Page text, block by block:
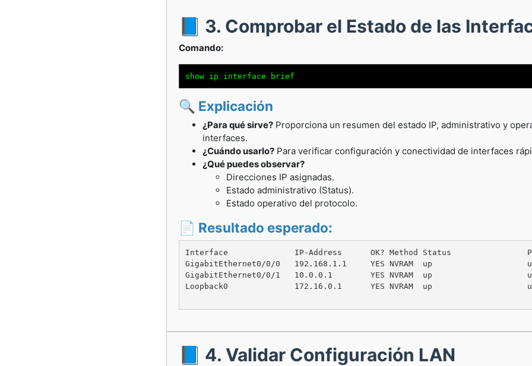
📘 3. Comprobar el Estado de las
Comando:
show ip interface brief
🔍 Explicación
¿Para qué sirve? Proporciona un resumen del estado IP, administrativo y
interfaces.
¿Cuándo usarlo? Para verificar configuración y conectividad de interfaces
¿Qué puedes observar?
Direcciones IP asignadas.
Estado administrativo (Status).
Estado operativo del protocolo.
📄 Resultado esperado:
Interface              IP-Address      OK? Method Status
GigabitEthernet0/0/0   192.168.1.1     YES NVRAM  up
GigabitEthernet0/0/1   10.0.0.1        YES NVRAM  up
Loopback0              172.16.0.1      YES NVRAM  up
📘 4. Validar Configuración LAN